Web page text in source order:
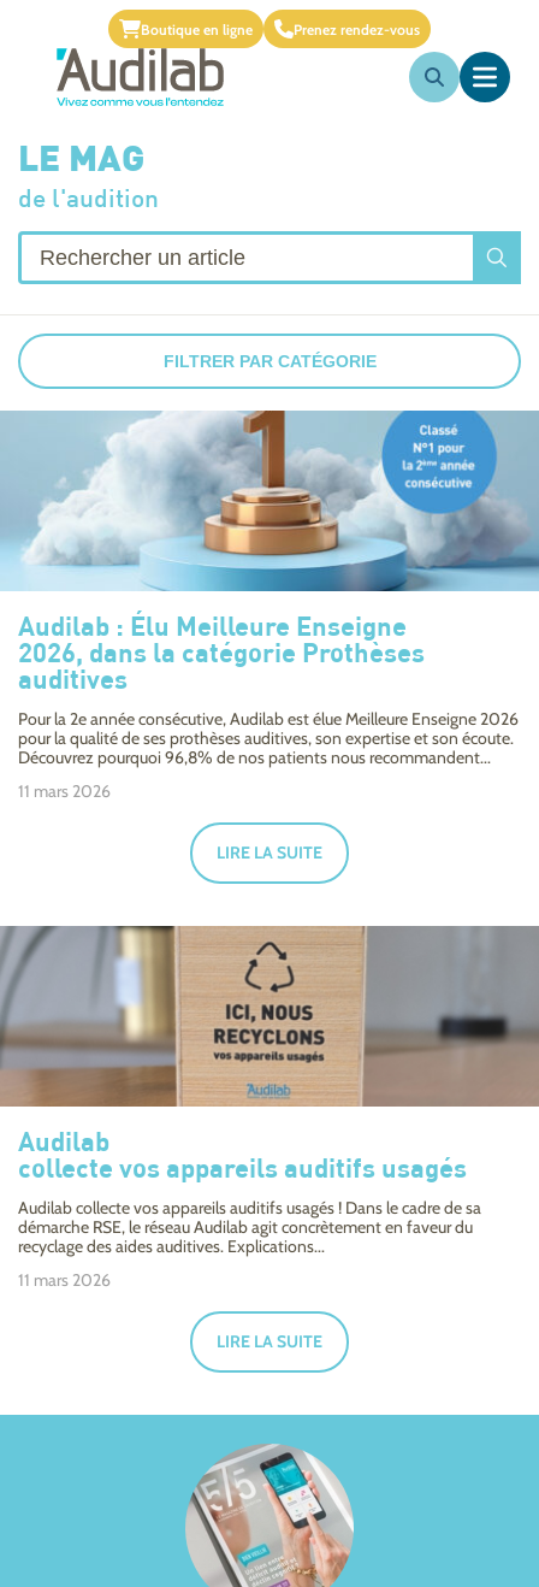
Boutique en ligne Prenez rendez-vous
LE MAG
de l'audition
FILTRER PAR CATÉGORIE
Audilab : Élu Meilleure Enseigne
2026, dans la catégorie Prothèses
auditives
Pour la 2e année consécutive, Audilab est élue Meilleure Enseigne 2026
pour la qualité de ses prothèses auditives, son expertise et son écoute.
Découvrez pourquoi 96,8% de nos patients nous recommandent...
11 mars 2026
LIRE LA SUITE
Audilab
collecte vos appareils auditifs usagés
Audilab collecte vos appareils auditifs usagés ! Dans le cadre de sa
démarche RSE, le réseau Audilab agit concrètement en faveur du
recyclage des aides auditives. Explications...
11 mars 2026
LIRE LA SUITE